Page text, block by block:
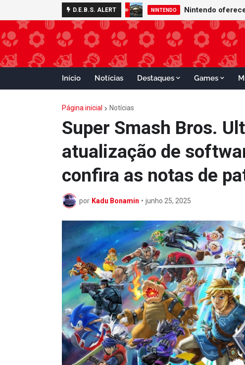
D.E.B.S. ALERT NINTENDO
Início Notícias Destaques Games
Página inicial Notícias
Super Smash Bros.
atualização de
confira as notas de
por Kadu Bonamin • junho 25, 2025